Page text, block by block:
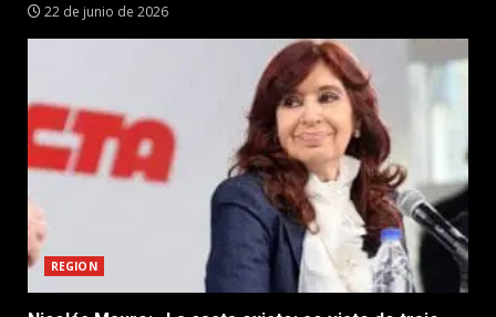
22 de junio de 2026
REGION